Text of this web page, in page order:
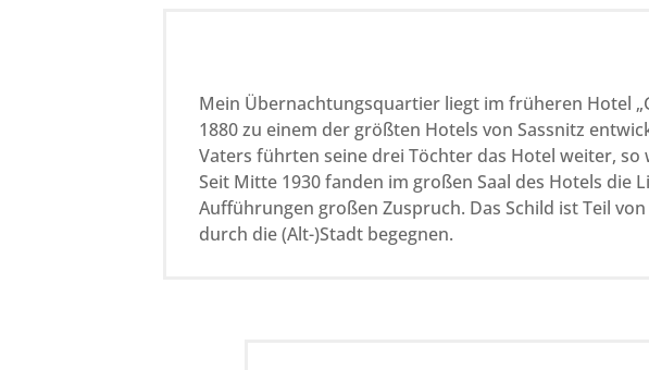
Mein Übernachtungsquartier liegt im früheren Hotel
1880 zu einem der größten Hotels von Sassnitz
Vaters führten seine drei Töchter das Hotel weiter, so
Seit Mitte 1930 fanden im großen Saal des Hotels die
Aufführungen großen Zuspruch. Das Schild ist Teil
durch die (Alt-)Stadt begegnen.